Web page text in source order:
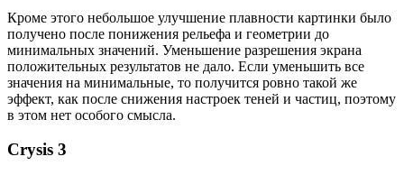
Кроме этого небольшое улучшение плавности картинки было
получено после понижения рельефа и геометрии до
минимальных значений. Уменьшение разрешения экрана
положительных результатов не дало. Если уменьшить все
значения на минимальные, то получится ровно такой же
эффект, как после снижения настроек теней и частиц, поэтому
в этом нет особого смысла.
Crysis 3